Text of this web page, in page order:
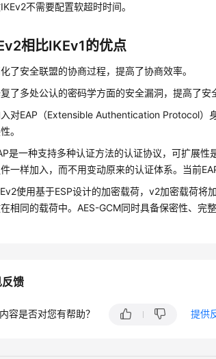
不需要配置软超时时间。
相比IKEv1的优点
了安全联盟的协商过程，提高了协商效率。
了多处公认的密码学方面的安全漏洞，提高了安
对EAP（Extensible Authentication Protocol）
。
是一种支持多种认证方法的认证协议，可扩展
一样加入，而不用变动原来的认证体系。当前
使用基于ESP设计的加密载荷，v2加密载荷将
相同的载荷中。AES-GCM同时具备保密性、完
馈
容是否对您有帮助？ 提供